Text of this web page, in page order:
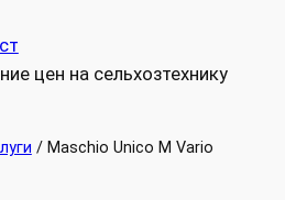
цен на сельхозтехнику
/ Maschio Unico M Vario